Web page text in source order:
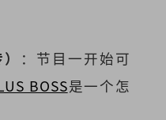
：节目一开始可
BOSS是一个怎